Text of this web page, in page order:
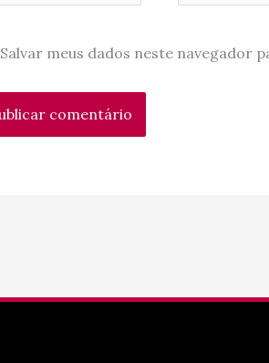
Salvar meus dados neste navegador